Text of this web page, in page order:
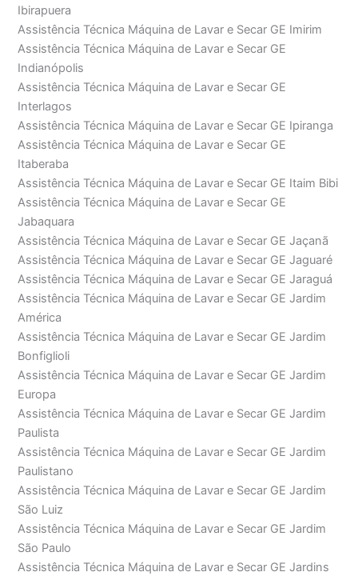
Ibirapuera
Assistência Técnica Máquina de Lavar e Secar GE Imirim
Assistência Técnica Máquina de Lavar e Secar GE
Indianópolis
Assistência Técnica Máquina de Lavar e Secar GE
Interlagos
Assistência Técnica Máquina de Lavar e Secar GE Ipiranga
Assistência Técnica Máquina de Lavar e Secar GE
Itaberaba
Assistência Técnica Máquina de Lavar e Secar GE Itaim Bibi
Assistência Técnica Máquina de Lavar e Secar GE
Jabaquara
Assistência Técnica Máquina de Lavar e Secar GE Jaçanã
Assistência Técnica Máquina de Lavar e Secar GE Jaguaré
Assistência Técnica Máquina de Lavar e Secar GE Jaraguá
Assistência Técnica Máquina de Lavar e Secar GE Jardim
América
Assistência Técnica Máquina de Lavar e Secar GE Jardim
Bonfiglioli
Assistência Técnica Máquina de Lavar e Secar GE Jardim
Europa
Assistência Técnica Máquina de Lavar e Secar GE Jardim
Paulista
Assistência Técnica Máquina de Lavar e Secar GE Jardim
Paulistano
Assistência Técnica Máquina de Lavar e Secar GE Jardim
São Luiz
Assistência Técnica Máquina de Lavar e Secar GE Jardim
São Paulo
Assistência Técnica Máquina de Lavar e Secar GE Jardins